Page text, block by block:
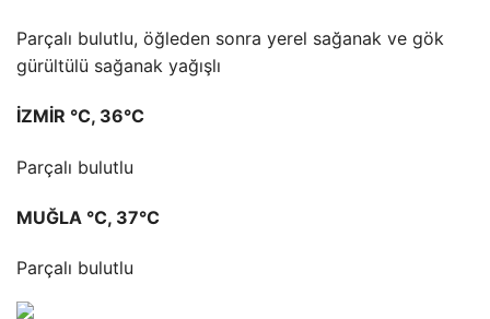
Parçalı bulutlu, öğleden sonra yerel sağanak ve gök
gürültülü sağanak yağışlı
İZMİR °C, 36°C
Parçalı bulutlu
MUĞLA °C, 37°C
Parçalı bulutlu